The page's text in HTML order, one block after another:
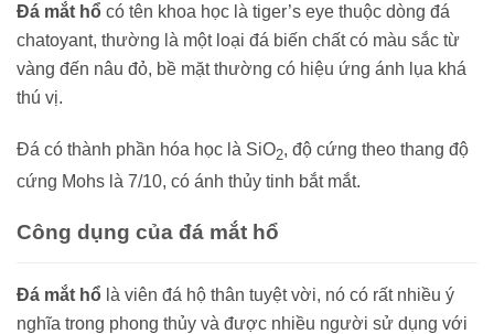
Đá mắt hổ có tên khoa học là tiger’s eye thuộc dòng đá
chatoyant, thường là một loại đá biến chất có màu sắc từ
vàng đến nâu đỏ, bề mặt thường có hiệu ứng ánh lụa khá
thú vị.
Đá có thành phần hóa học là SiO2, độ cứng theo thang độ
cứng Mohs là 7/10, có ánh thủy tinh bắt mắt.
Công dụng của đá mắt hổ
Đá mắt hổ là viên đá hộ thân tuyệt vời, nó có rất nhiều ý
nghĩa trong phong thủy và được nhiều người sử dụng với